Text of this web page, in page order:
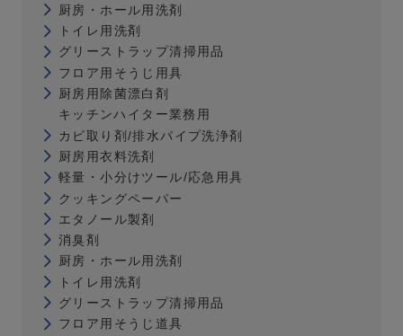
厨房・ホール用洗剤
トイレ用洗剤
グリーストラップ清掃用品
フロア用そうじ用具
厨房用除菌漂白剤
キッチンハイター業務用
カビ取り剤/排水パイプ洗浄剤
厨房用衣料洗剤
軽量・小分けツール/応急用具
クッキングペーパー
エタノール製剤
消臭剤
厨房・ホール用洗剤
トイレ用洗剤
グリーストラップ清掃用品
フロア用そうじ道具